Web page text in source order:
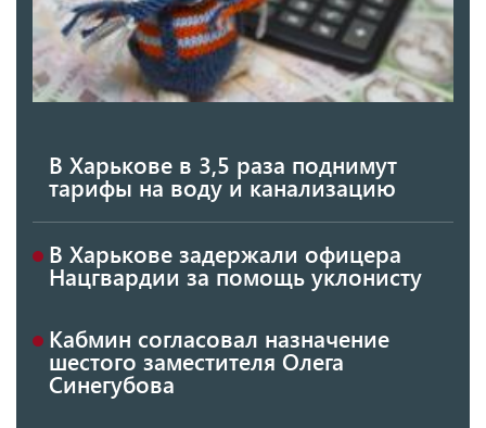
В Харькове в 3,5 раза поднимут
тарифы на воду и канализацию
В Харькове задержали офицера
Нацгвардии за помощь уклонисту
Кабмин согласовал назначение
шестого заместителя Олега
Синегубова